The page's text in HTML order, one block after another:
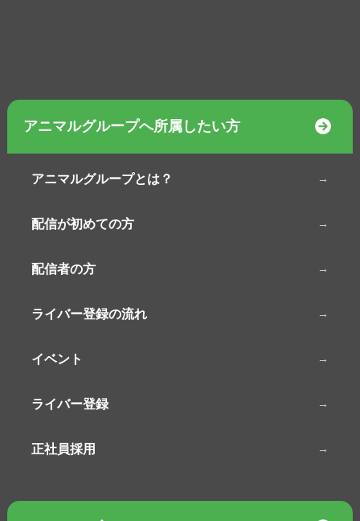
アニマルグループへ所属したい方
アニマルグループとは？
配信が初めての方
配信者の方
ライバー登録の流れ
イベント
ライバー登録
正社員採用